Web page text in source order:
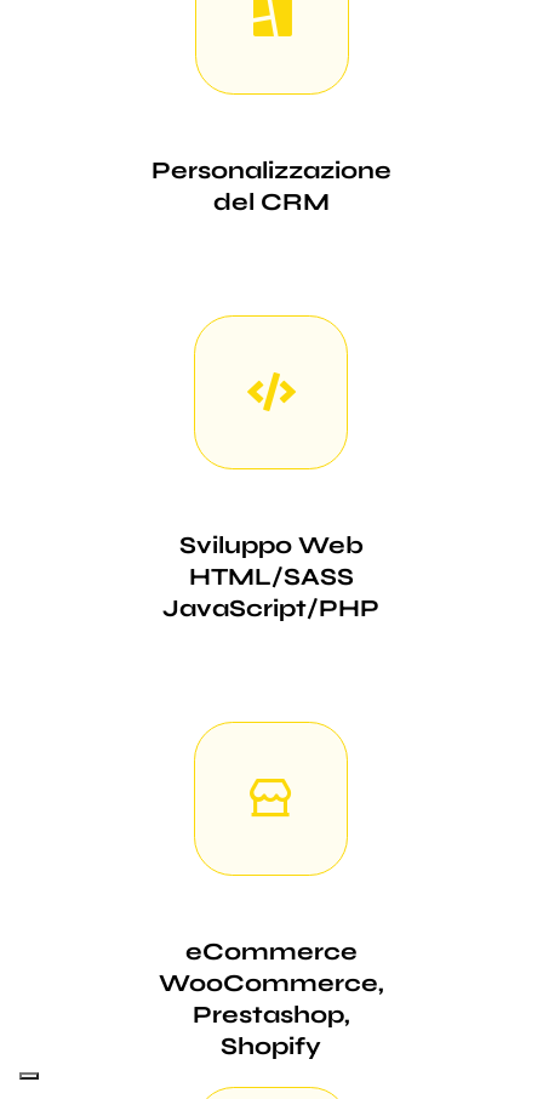
Personalizzazione
del CRM
Sviluppo Web
HTML/SASS
JavaScript/PHP
eCommerce
WooCommerce,
Prestashop,
Shopify